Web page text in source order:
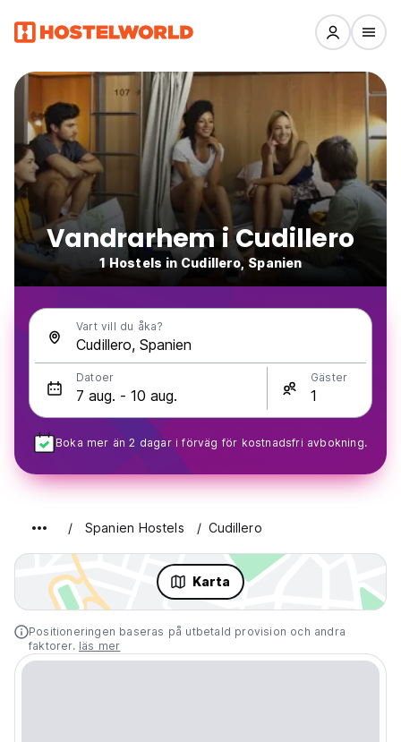
Vandrarhem i Cudillero
1 Hostels in Cudillero, Spanien
Vart vill du åka?
Datoer Gäster
Boka mer än 2 dagar i förväg för kostnadsfri avbokning.
Spanien Hostels Cudillero
Karta
Positioneringen baseras på utbetald provision och andra
faktorer. läs mer